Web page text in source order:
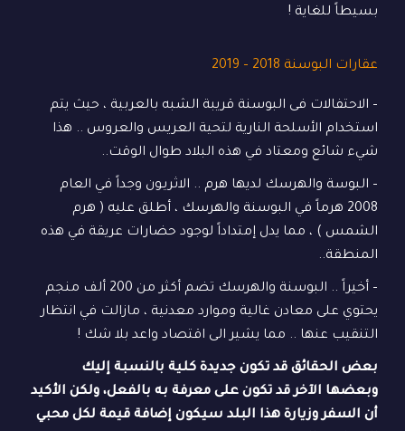
بسيطاً للغاية !
عقارات البوسنة 2018 – 2019
– الاحتفالات فى البوسنة قريبة الشبه بالعربية ، حيث يتم
استخدام الأسلحة النارية لتحية العريس والعروس .. هذا
شيء شائع ومعتاد في هذه البلاد طوال الوقت..
– البوسة والهرسك لديها هرم .. الاثريـون وجداً في العام
2008 هرماً في البوسنة والهرسك ، أطلق عليه ( هرم
الشمس ) ، مما يدل إمتداداً لوجود حضارات عريقة في هذه
المنطقة..
– أخيراً .. البوسنة والهرسك تضم أكثر من 200 ألف منجم
يحتوي على معادن غالية وموارد معدنية ، مازالت في انتظار
التنقيب عنها .. مما يشير الى اقتصاد واعد بلا شك !
بعض الحقائق قد تكون جديدة كلية بالنسبة إليك
وبعضها الآخر قد تكون على معرفة به بالفعل، ولكن الأكيد
أن السفر وزيارة هذا البلد سيكون إضافة قيمة لكل محبي